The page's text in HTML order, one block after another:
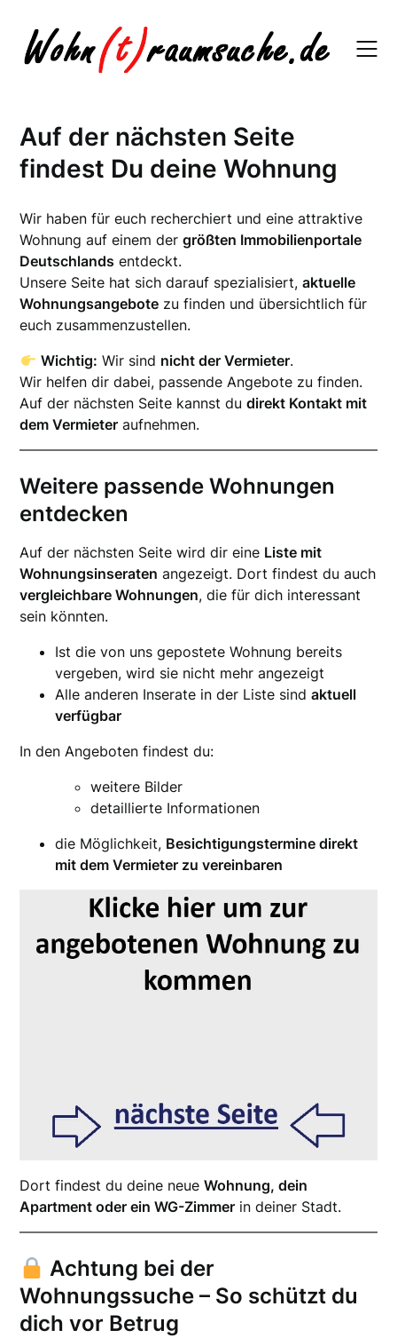
content
Auf der nächsten Seite
findest Du deine Wohnung
Wir haben für euch recherchiert und eine attraktive
Wohnung auf einem dergrößten Immobilienportale
Deutschlands entdeckt.
Unsere Seite hat sich darauf spezialisiert,aktuelle
Wohnungsangebote zu finden und übersichtlich für
euch zusammenzustellen.
Wichtig: Wir sind nicht der Vermieter.
Wir helfen dir dabei, passende Angebote zu finden.
Auf der nächsten Seite kannst dudirekt Kontakt mit
dem Vermieter aufnehmen.
Weitere passende Wohnungen
entdecken
Auf der nächsten Seite wird dir eine Liste mit
Wohnungsinseraten angezeigt. Dort findest du auch
vergleichbare Wohnungen, die für dich interessant
sein könnten.
Ist die von uns gepostete Wohnung bereits
vergeben, wird sie nicht mehr angezeigt
Alle anderen Inserate in der Liste sindaktuell
verfügbar
In den Angeboten findest du:
weitere Bilder
detaillierte Informationen
die Möglichkeit, Besichtigungstermine direkt
mit dem Vermieter zu vereinbaren
Dort findest du deine neueWohnung, dein
Apartment oder ein WG-Zimmer in deiner Stadt.
Achtung bei der
Wohnungssuche – So schützt du
dich vor Betrug